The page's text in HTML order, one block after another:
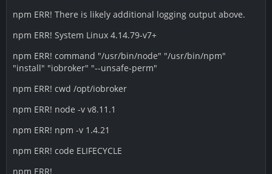
npm ERR! There is likely additional logging output above.
npm ERR! System Linux 4.14.79-v7+
npm ERR! command "/usr/bin/node" "/usr/bin/npm"
"install" "iobroker" "--unsafe-perm"
npm ERR! cwd /opt/iobroker
npm ERR! node -v v8.11.1
npm ERR! npm -v 1.4.21
npm ERR! code ELIFECYCLE
npm ERR!